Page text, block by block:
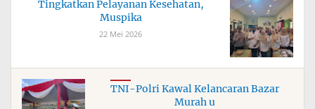
Tingkatkan Pelayanan Kesehatan,
Muspika
22 Mei 2026
TNI-Polri Kawal Kelancaran Bazar
Murah u